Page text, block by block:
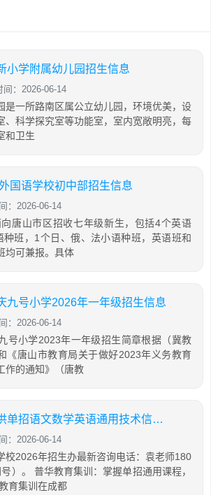
小学附属幼儿园招生信息
间：2026-06-14
是一所路南区属公立幼儿园，环境优美，设
、科学探究室等功能室，室内宽敞明亮，每
和卫生
国语学校初中部招生信息
：2026-06-14
唐山市区招收七年级新生，包括4个英语
种班，1个日、俄、法小语种班，英语班和
均可兼报。具体
九号小学2026年一年级招生信息
：2026-06-14
号小学2023年一年级招生简章根据（冀教
《唐山市教育局关于做好2023年义务教育
作的通知》（唐教
普华教育集训提供单招语文数学英语通用技术信息技术课程
：2026-06-14
校2026年招生办最新咨询电话：袁老师180
）。 普华教育集训：掌握单招通用课程，
育集训在成都